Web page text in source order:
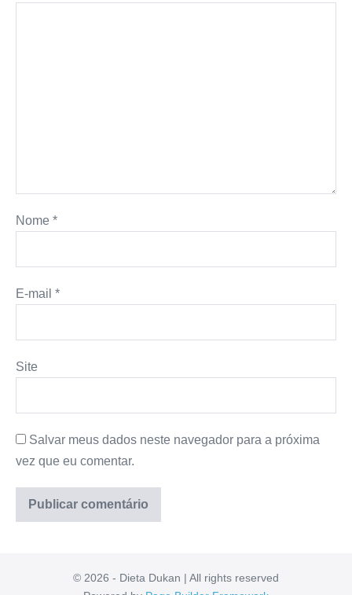
Nome *
E-mail *
Site
Salvar meus dados neste navegador para a próxima
vez que eu comentar.
© 2026 - Dieta Dukan | All rights reserved